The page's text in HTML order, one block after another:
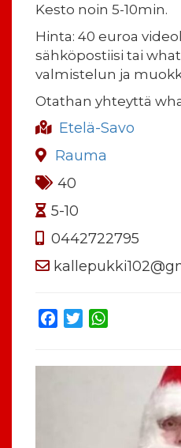
Kesto noin 5-10min.
Hinta: 40 euroa
sähköpostiisi tai
valmistelun ja
Otathan yhteyttä
Etelä-Savo
Rauma
40
5-10
0442722795
Facebook
Twitter